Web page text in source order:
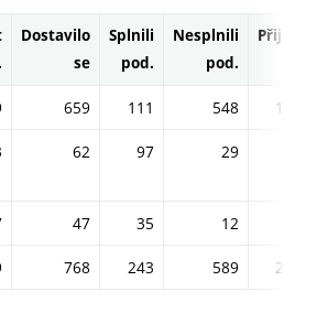
Dostavilo
se
Splnili
pod.
Nesplnili
pod.
Přijati
659 111 548 102
62 97 29
47 35 12
768 243 589 233